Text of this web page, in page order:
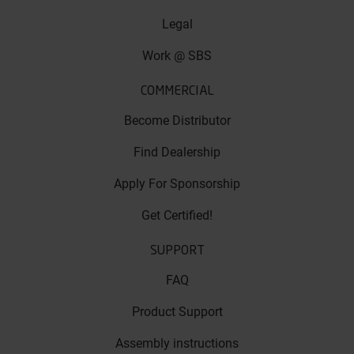
Legal
Work @ SBS
COMMERCIAL
Become Distributor
Find Dealership
Apply For Sponsorship
Get Certified!
SUPPORT
FAQ
Product Support
Assembly instructions